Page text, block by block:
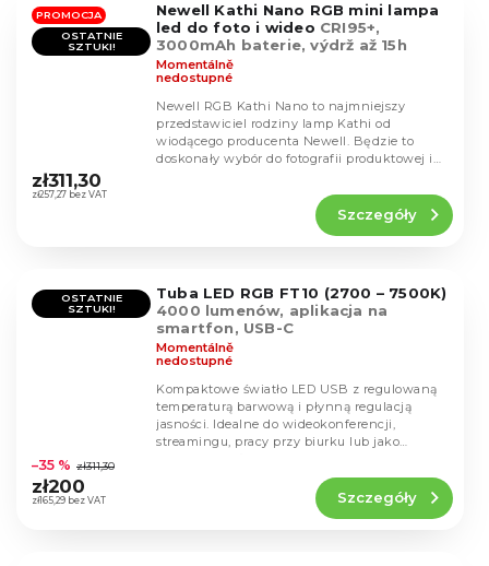
gwiazdek.
PROMOCJA
OSTATNIE
SZTUKI!
Newell Kathi Nano RGB mini lampa
led do foto i wideo CRI95+,
3000mAh baterie, výdrž až 15h
ocena
produktu
gwiazdek.
Momentálně
nedostupné
zł257,27 bez VAT
zł311,30
Szczegóły
Newell RGB Kathi Nano to najmniejszy
przedstawiciel rodziny lamp Kathi od
wiodącego producenta Newell. Będzie to
doskonały wybór do fotografii produktowej i
OSTATNIE
SZTUKI!
Tuba LED RGB FT10 (2700 – 7500K)
4000 lumenów, aplikacja na
smartfon, USB-C
ocena
produktu
wynosi
Momentálně
nedostupné
zł165,29 bez VAT
–35 % zł311,30
zł200 Szczegóły
Kompaktowe światło LED USB z regulowaną
temperaturą barwową i płynną regulacją
jasności. Idealne do wideokonferencji,
streamingu, pracy przy biurku lub jako